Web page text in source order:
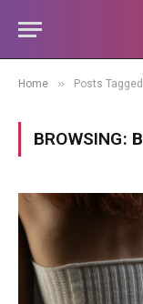
Home » Posts Tagged
BROWSING: